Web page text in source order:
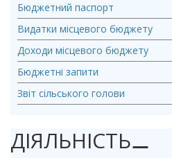
Бюджетний паспорт
Видатки місцевого бюджету
Доходи місцевого бюджету
Бюджетні запити
Звіт сільського голови
ДІЯЛЬНІСТЬ⚊